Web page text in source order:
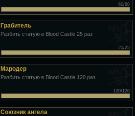
60/60
Грабитель
Разбить статую в Blood Castle 25 раз
25/25
Мародер
Разбить статую в Blood Castle 120 раз
120/120
Союзник ангела